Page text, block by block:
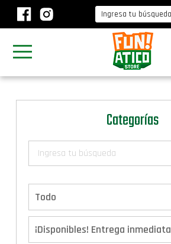
Categorías
Todo
¡Disponibles! Entrega inmediata